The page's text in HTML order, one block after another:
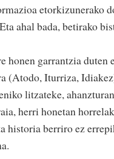
etorkizunerako
ahal bada, betirako
honen garrantzia
(Atodo, Iturriza,
litzateke,
herri honetan
historia berriro ez